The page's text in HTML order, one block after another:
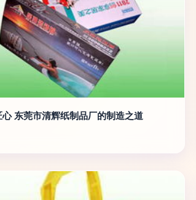
心 东莞市清辉纸制品厂的制造之道